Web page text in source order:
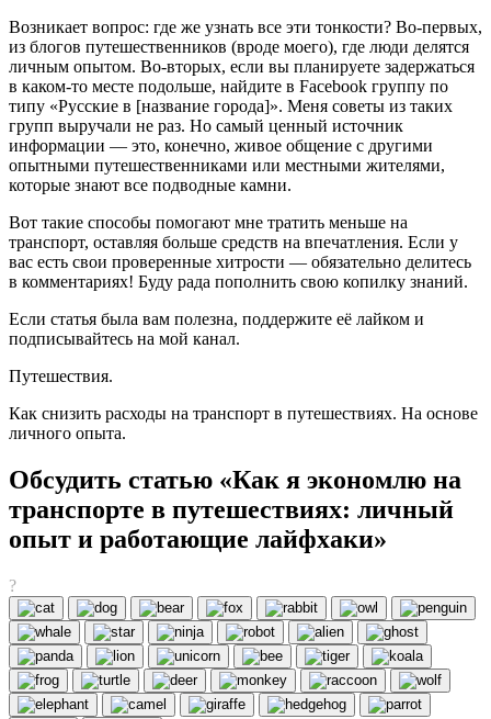
Возникает вопрос: где же узнать все эти тонкости? Во-первых,
из блогов путешественников (вроде моего), где люди делятся
личным опытом. Во-вторых, если вы планируете задержаться
в каком-то месте подольше, найдите в Facebook группу по
типу «Русские в [название города]». Меня советы из таких
групп выручали не раз. Но самый ценный источник
информации — это, конечно, живое общение с другими
опытными путешественниками или местными жителями,
которые знают все подводные камни.
Вот такие способы помогают мне тратить меньше на
транспорт, оставляя больше средств на впечатления. Если у
вас есть свои проверенные хитрости — обязательно делитесь
в комментариях! Буду рада пополнить свою копилку знаний.
Если статья была вам полезна, поддержите её лайком и
подписывайтесь на мой канал.
Путешествия.
Как снизить расходы на транспорт в путешествиях. На основе
личного опыта.
Обсудить статью «Как я экономлю на
транспорте в путешествиях: личный
опыт и работающие лайфхаки»
?